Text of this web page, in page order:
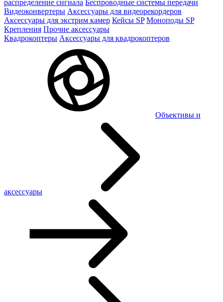
распределение сигнала Беспроводные системы передачи
Видеоконвертеры Аксессуары для видеорекордеров
Аксессуары для экстрим камер Кейсы SP Моноподы SP
Крепления Прочие аксессуары
Квадрокоптеры Аксессуары для квадрокоптеров
Объективы и
аксессуары